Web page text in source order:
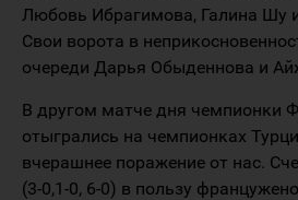
Любовь Ибрагимова, Галина Шу
Свои ворота в
очереди Дарья Обыденнова и
В другом матче дня чемпионки
отыгрались на чемпионках
вчерашнее поражение от нас.
(3-0,1-0, 6-0) в пользу